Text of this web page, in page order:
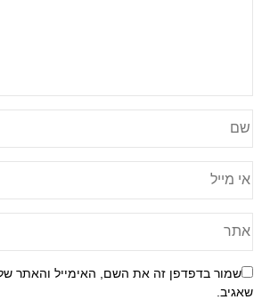
זה את השם, האימייל והאתר שלי לפעם